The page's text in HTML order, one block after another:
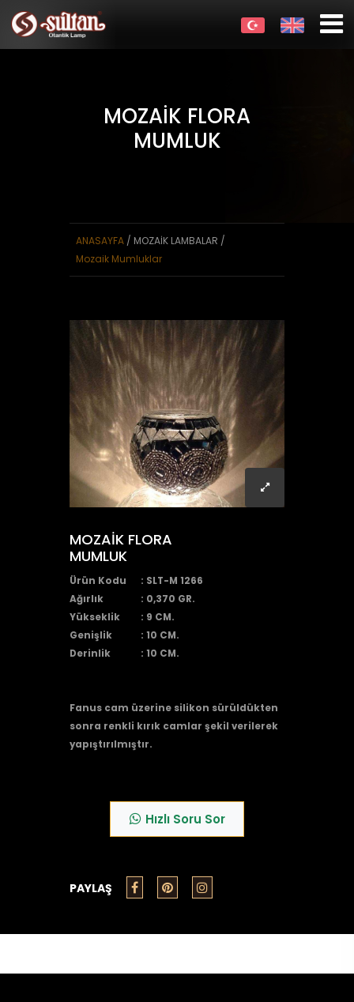
MOZAİK FLORA
MUMLUK
ANASAYFA / MOZAİK LAMBALAR /
Mozaik Mumluklar
MOZAİK FLORA
MUMLUK
Ürün Kodu
: SLT-M 1266
Ağırlık
: 0,370 GR.
Yükseklik
: 9 CM.
Genişlik
: 10 CM.
Derinlik
: 10 CM.
Fanus cam üzerine silikon sürüldükten
sonra renkli kırık camlar şekil verilerek
yapıştırılmıştır.
Hızlı Soru Sor
PAYLAŞ